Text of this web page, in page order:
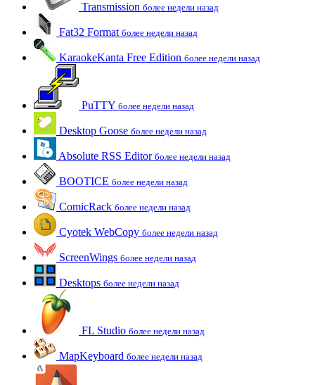
Transmission более недели назад
Fat32 Format более недели назад
KaraokeKanta Free Edition более недели назад
PuTTY более недели назад
Desktop Goose более недели назад
Absolute RSS Editor более недели назад
BOOTICE более недели назад
ComicRack более недели назад
Cyotek WebCopy более недели назад
ScreenWings более недели назад
Desktops более недели назад
FL Studio более недели назад
MapKeyboard более недели назад